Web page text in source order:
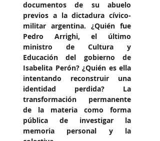
documentos de su abuelo
previos a la dictadura cívico-
militar argentina. ¿Quién fue
Pedro Arrighi, el último
ministro de Cultura y
Educación del gobierno de
Isabelita Perón? ¿Quién es ella
intentando reconstruir una
identidad perdida? La
transformación permanente
de la materia como forma
pública de investigar la
memoria personal y la